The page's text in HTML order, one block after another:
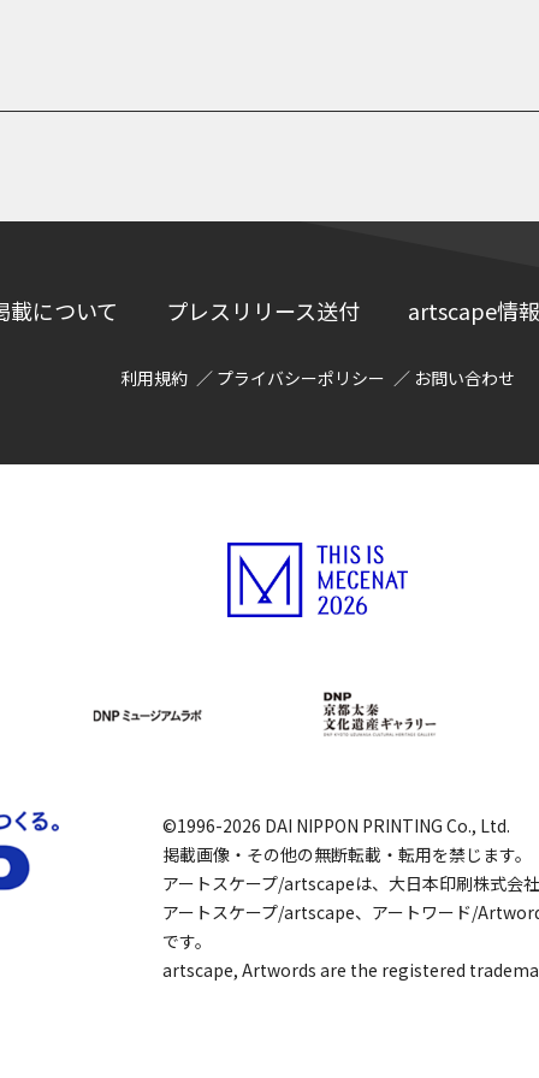
載について プレスリリース送付 artscape情
利用規約 プライバシーポリシー お問い合わせ
©1996-2026 DAI NIPPON PRINTING Co., Ltd.
掲載画像・その他の無断転載・転用を禁じます。
アートスケープ/artscapeは、大日本印刷株式会社
アートスケープ/artscape、アートワード/
です。
artscape, Artwords are the registered